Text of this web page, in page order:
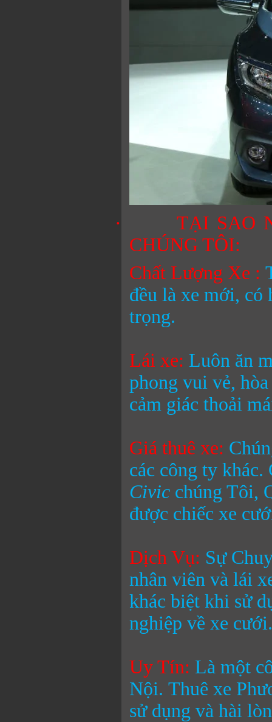
·
TẠI SAO
CHÚNG TÔI:
Chất Lượng Xe :
đều là xe mới, có
trọng.
Lái xe: Luôn ăn
phong vui vẻ,
cảm giác thoải
Giá thuê xe:
các công ty
Civic chúng Tôi,
được chiếc xe
Dịch Vụ: Sự
nhân viên và lái
khác biệt khi sử
nghiệp về xe cưới.
Uy Tín: Là một
Nội. Thuê xe
sử dụng và hài